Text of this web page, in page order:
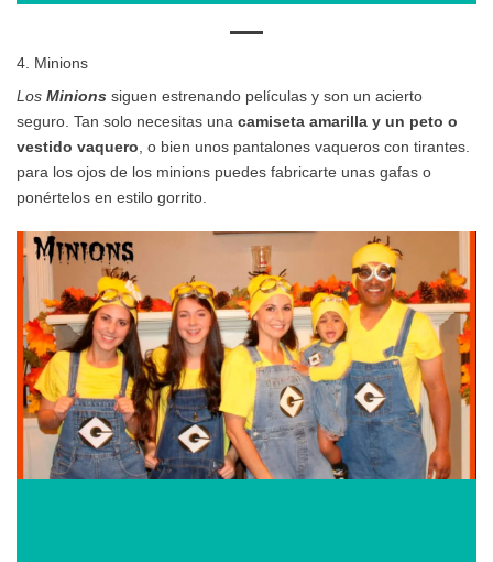
4. Minions
Los Minions siguen estrenando películas y son un acierto
seguro. Tan solo necesitas una camiseta amarilla y un peto o
vestido vaquero , o bien unos pantalones vaqueros con tirantes.
para los ojos de los minions puedes fabricarte unas gafas o
ponértelos en estilo gorrito.